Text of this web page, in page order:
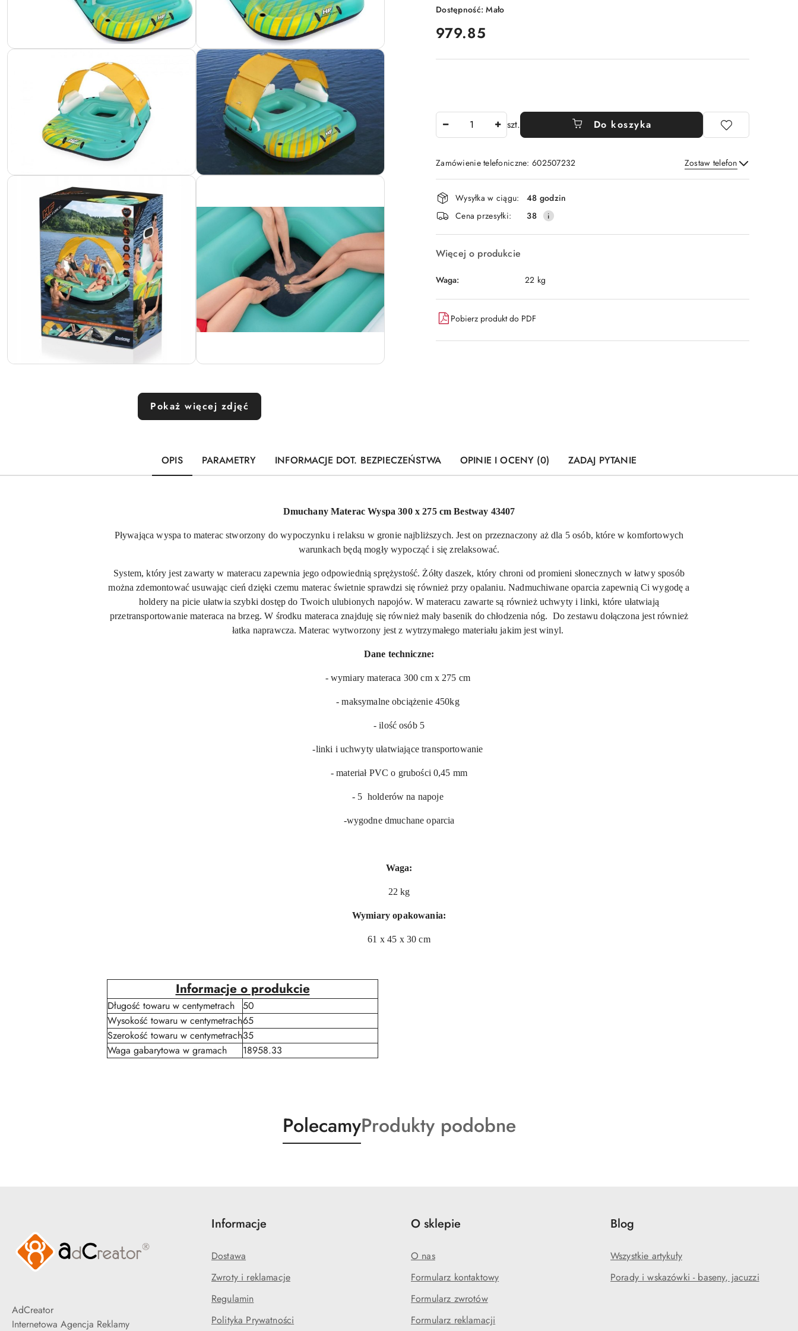
Pokaż więcej zdjęć
Dostępność:Mało
cena:
979.85
szt. Do koszyka
Zamówienie telefoniczne: 602507232 Zostaw telefon
Wyślij
Dostępność
i
dostawa
Wysyłka w ciągu:
48 godzin
Cena przesyłki:
38
Więcej o produkcie
Waga: 22 kg
Pobierz produkt do PDF
OPIS PARAMETRY INFORMACJE DOT. BEZPIECZEŃSTWA OPINIE I OCENY (0) ZADAJ PYTANIE
Dmuchany Materac Wyspa 300 x 275 cm Bestway 43407
Pływająca wyspa to materac stworzony do wypoczynku i relaksu w gronie najbliższych. Jest on przeznaczony aż dla 5 osób, które w komfortowych
warunkach będą mogły wypocząć i się zrelaksować.
System, który jest zawarty w materacu zapewnia jego odpowiednią sprężystość. Żółty daszek, który chroni od promieni słonecznych w łatwy sposób
można zdemontować usuwając cień dzięki czemu materac świetnie sprawdzi się również przy opalaniu. Nadmuchiwane oparcia zapewnią Ci wygodę a
holdery na picie ułatwia szybki dostęp do Twoich ulubionych napojów. W materacu zawarte są również uchwyty i linki, które ułatwiają
przetransportowanie materaca na brzeg. W środku materaca znajduję się również mały basenik do chłodzenia nóg. Do zestawu dołączona jest również
łatka naprawcza. Materac wytworzony jest z wytrzymałego materiału jakim jest winyl.
Dane techniczne:
- wymiary materaca 300 cm x 275 cm
- maksymalne obciążenie 450kg
- ilość osób 5
-linki i uchwyty ułatwiające transportowanie
- materiał PVC o grubości 0,45 mm
- 5 holderów na napoje
-wygodne dmuchane oparcia
Waga:
22 kg
Wymiary opakowania:
61 x 45 x 30 cm
Informacje o produkcie
Długość towaru w centymetrach
50
Wysokość towaru w centymetrach65
Szerokość towaru w centymetrach35
Waga gabarytowa w gramach
18958.33
Produkty
o
PolecamyProdukty
o
Produkty podobne
AdCreator
Internetowa Agencja Reklamy
Informacje
Dostawa
Zwroty i reklamacje
Regulamin
Polityka Prywatności
O sklepie
O nas
Formularz kontaktowy
Formularz zwrotów
Formularz reklamacji
Blog
Wszystkie artykuły
Porady i wskazówki - baseny, jacuzzi